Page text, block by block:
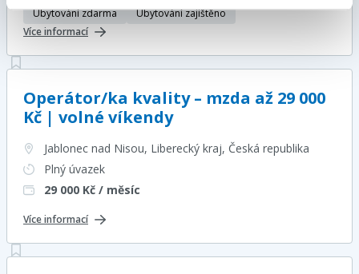
Ubytování zdarma
Ubytování zajištěno
Více informací
Operátor/ka kvality – mzda až 29 000
Kč | volné víkendy
Jablonec nad Nisou, Liberecký kraj, Česká republika
Plný úvazek
29 000 Kč / měsíc
Více informací